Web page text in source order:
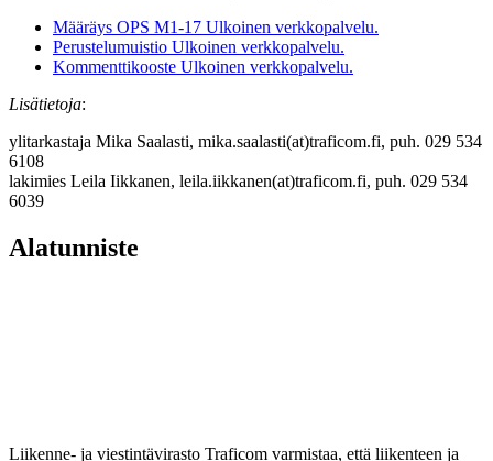
Määräys OPS M1-17 Ulkoinen verkkopalvelu.
Perustelumuistio Ulkoinen verkkopalvelu.
Kommenttikooste Ulkoinen verkkopalvelu.
Lisätietoja:
ylitarkastaja Mika Saalasti, mika.saalasti(at)traficom.fi, puh. 029 534
6108
lakimies Leila Iikkanen, leila.iikkanen(at)traficom.fi, puh. 029 534
6039
Alatunniste
Liikenne- ja viestintävirasto Traficom varmistaa, että liikenteen ja